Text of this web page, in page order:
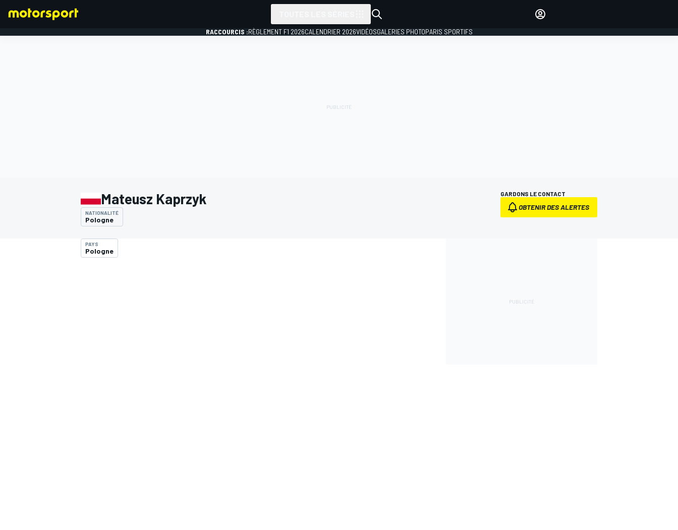
RACCOURCIS :RÈGLEMENT F1 2026CALENDRIER 2026VIDÉOSGALERIES PHOTOPARIS SPORTIFS
Mateusz Kaprzyk
NATIONALITÉ
Pologne
GARDONS LE CONTACT
OBTENIR DES ALERTES
PAYS
Pologne